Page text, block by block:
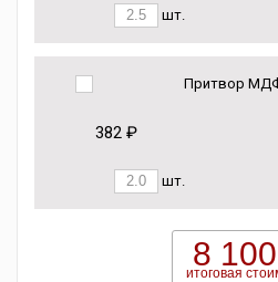
шт.
Притвор
382 ₽
шт.
8
итоговая